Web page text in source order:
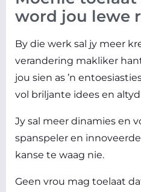
word jou lewe
By die werk sal jy meer
verandering makliker
jou sien as ’n
vol briljante idees en
Jy sal meer dinamies en
spanspeler en
kanse te waag nie.
Geen vrou mag toelaat